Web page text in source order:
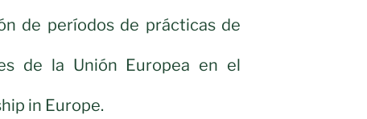
de períodos de prácticas de
de la Unión Europea en el
in Europe.